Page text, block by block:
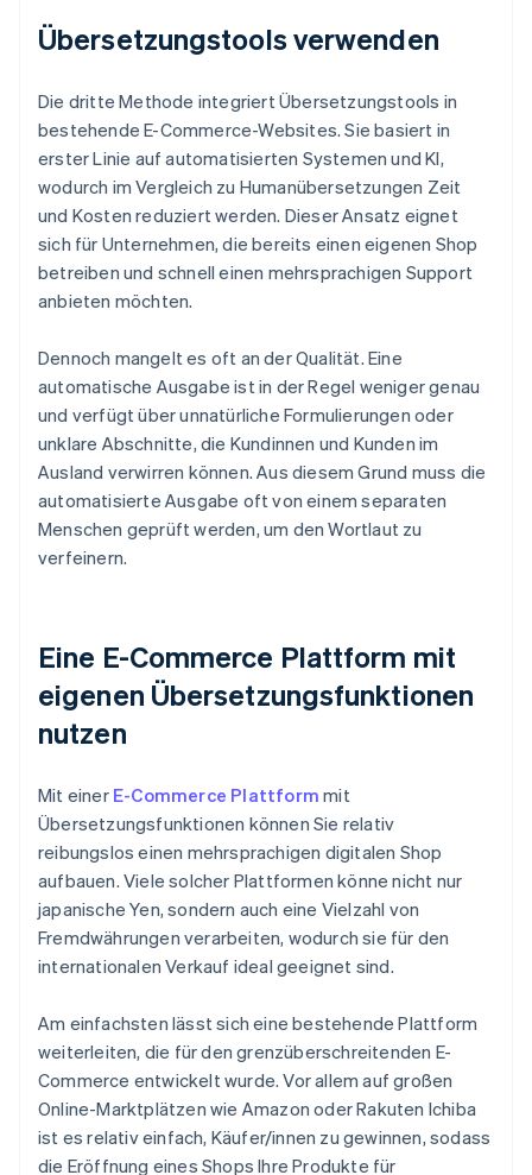
Übersetzungstools verwenden
Die dritte Methode integriert Übersetzungstools in
bestehende E-Commerce-Websites. Sie basiert in
erster Linie auf automatisierten Systemen und KI,
wodurch im Vergleich zu Humanübersetzungen Zeit
und Kosten reduziert werden. Dieser Ansatz eignet
sich für Unternehmen, die bereits einen eigenen Shop
betreiben und schnell einen mehrsprachigen Support
anbieten möchten.
Dennoch mangelt es oft an der Qualität. Eine
automatische Ausgabe ist in der Regel weniger genau
und verfügt über unnatürliche Formulierungen oder
unklare Abschnitte, die Kundinnen und Kunden im
Ausland verwirren können. Aus diesem Grund muss die
automatisierte Ausgabe oft von einem separaten
Menschen geprüft werden, um den Wortlaut zu
verfeinern.
Eine E-Commerce Plattform mit
eigenen Übersetzungsfunktionen
nutzen
Mit einer E-Commerce Plattform mit
Übersetzungsfunktionen können Sie relativ
reibungslos einen mehrsprachigen digitalen Shop
aufbauen. Viele solcher Plattformen könne nicht nur
japanische Yen, sondern auch eine Vielzahl von
Fremdwährungen verarbeiten, wodurch sie für den
internationalen Verkauf ideal geeignet sind.
Am einfachsten lässt sich eine bestehende Plattform
weiterleiten, die für den grenzüberschreitenden E-
Commerce entwickelt wurde. Vor allem auf großen
Online-Marktplätzen wie Amazon oder Rakuten Ichiba
ist es relativ einfach, Käufer/innen zu gewinnen, sodass
die Eröffnung eines Shops Ihre Produkte für